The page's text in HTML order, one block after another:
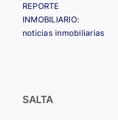
REPORTE
INMOBILIARIO:
noticias inmobiliarias
SALTA